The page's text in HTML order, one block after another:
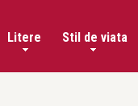
Litere Stil de viata